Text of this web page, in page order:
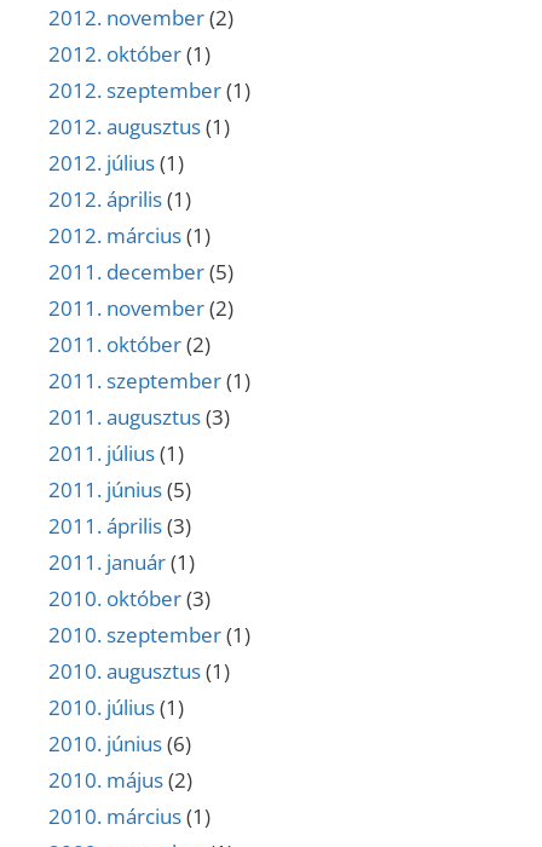
2012. november(2)
2012. október(1)
2012. szeptember(1)
2012. augusztus(1)
2012. július(1)
2012. április(1)
2012. március(1)
2011. december(5)
2011. november(2)
2011. október(2)
2011. szeptember(1)
2011. augusztus(3)
2011. július(1)
2011. június(5)
2011. április(3)
2011. január(1)
2010. október(3)
2010. szeptember(1)
2010. augusztus(1)
2010. július(1)
2010. június(6)
2010. május(2)
2010. március(1)